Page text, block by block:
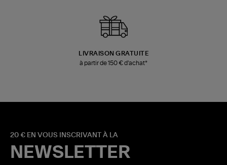
LIVRAISON GRATUITE
à partir de 150 € d'achat*
20 € EN VOUS INSCRIVANT À LA
NEWSLETTER